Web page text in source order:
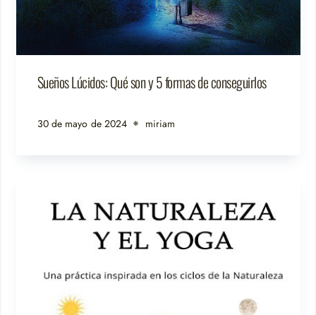
Sueños Lúcidos: Qué son y 5 formas de conseguirlos
30 de mayo de 2024 miriam